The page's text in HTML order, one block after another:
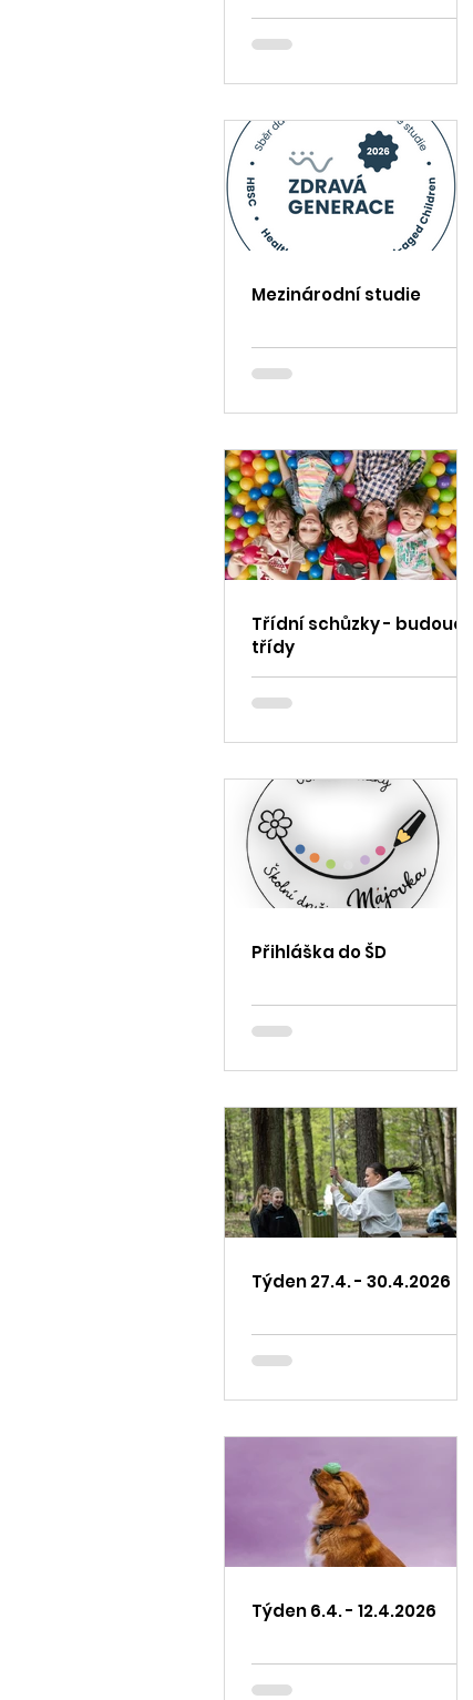
Mezinárodní studie
Třídní schůzky - budoucí 1.
třídy
Přihláška do ŠD
Týden 27.4. - 30.4.2026
Týden 6.4. - 12.4.2026